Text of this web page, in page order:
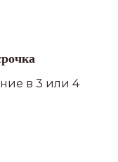
в 3 или 4